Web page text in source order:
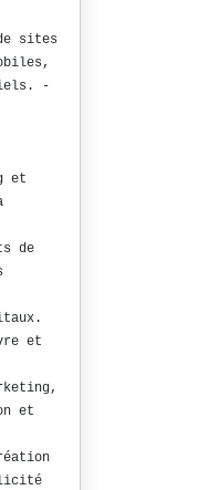
sites
-
et
de
et
et